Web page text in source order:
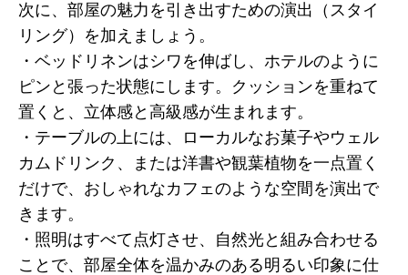
次に、部屋の魅力を引き出すための演出（スタイ
リング）を加えましょう。
・ベッドリネンはシワを伸ばし、ホテルのように
ピンと張った状態にします。クッションを重ねて
置くと、立体感と高級感が生まれます。
・テーブルの上には、ローカルなお菓子やウェル
カムドリンク、または洋書や観葉植物を一点置く
だけで、おしゃれなカフェのような空間を演出で
きます。
・照明はすべて点灯させ、自然光と組み合わせる
ことで、部屋全体を温かみのある明るい印象に仕